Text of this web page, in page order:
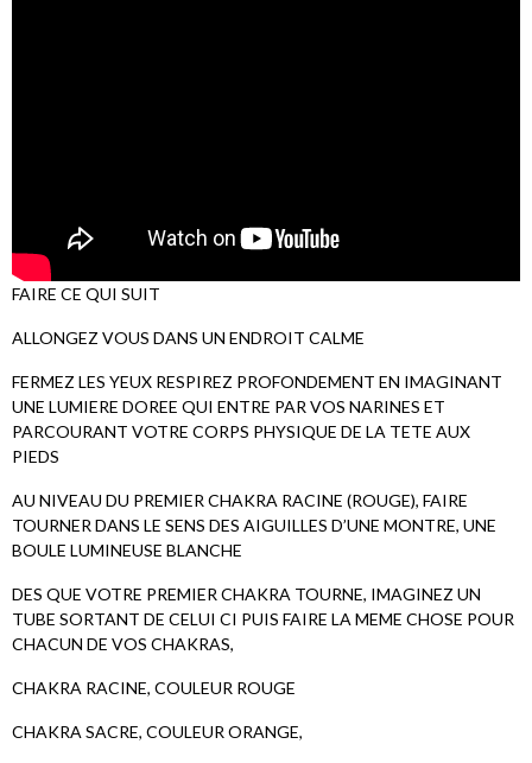
FAIRE CE QUI SUIT
ALLONGEZ VOUS DANS UN ENDROIT CALME
FERMEZ LES YEUX RESPIREZ PROFONDEMENT EN IMAGINANT
UNE LUMIERE DOREE QUI ENTRE PAR VOS NARINES ET
PARCOURANT VOTRE CORPS PHYSIQUE DE LA TETE AUX
PIEDS
AU NIVEAU DU PREMIER CHAKRA RACINE (ROUGE), FAIRE
TOURNER DANS LE SENS DES AIGUILLES D’UNE MONTRE, UNE
BOULE LUMINEUSE BLANCHE
DES QUE VOTRE PREMIER CHAKRA TOURNE, IMAGINEZ UN
TUBE SORTANT DE CELUI CI PUIS FAIRE LA MEME CHOSE POUR
CHACUN DE VOS CHAKRAS,
CHAKRA RACINE, COULEUR ROUGE
CHAKRA SACRE, COULEUR ORANGE,